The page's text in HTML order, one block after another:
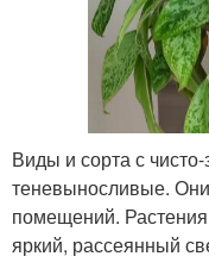
Виды и сорта с
теневыносливые.
помещений.
яркий, рассеянный